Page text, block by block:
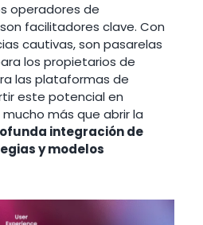
operadores de
facilitadores clave. Con
cautivas, son pasarelas
los propietarios de
las plataformas de
este potencial en
más que abrir la
integración de
y modelos